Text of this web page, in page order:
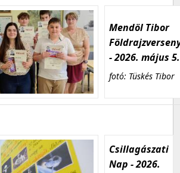
Mendöl Tibor
- 2026. május 5.
fotó: Tüskés Tibor
Csillagászati
Nap - 2026.